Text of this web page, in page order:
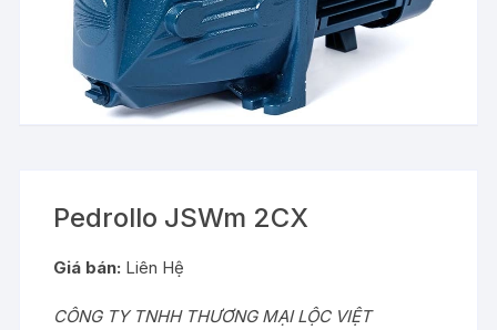
Pedrollo JSWm 2CX
Giá bán: Liên Hệ
CÔNG TY TNHH THƯƠNG MẠI LỘC VIỆT